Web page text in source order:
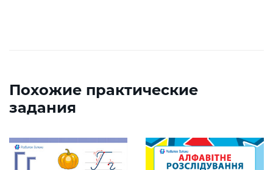
Похожие практические
задания